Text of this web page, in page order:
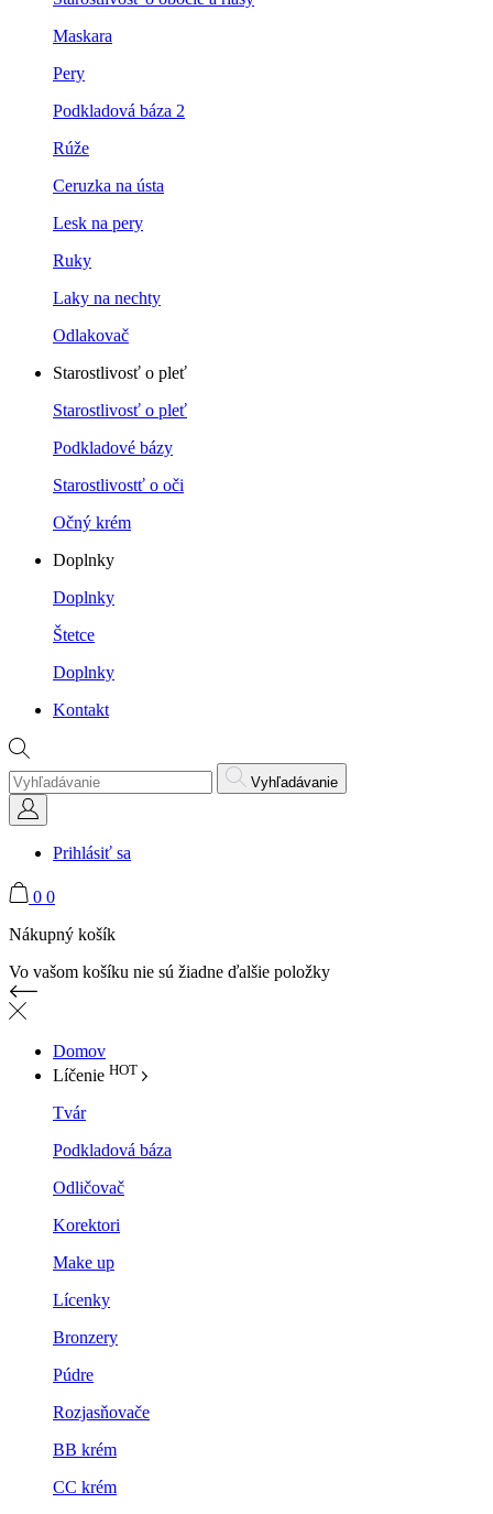
Maskara
Pery
Podkladová báza 2
Rúže
Ceruzka na ústa
Lesk na pery
Ruky
Laky na nechty
Odlakovač
Starostlivosť o pleť
Starostlivosť o pleť
Podkladové bázy
Starostlivostť o oči
Očný krém
Doplnky
Doplnky
Štetce
Doplnky
Kontakt
Vyhľadávanie
Prihlásiť sa
0 0
Nákupný košík
Vo vašom košíku nie sú žiadne ďalšie položky
Domov
Líčenie HOT
Tvár
Podkladová báza
Odličovač
Korektori
Make up
Lícenky
Bronzery
Púdre
Rozjasňovače
BB krém
CC krém